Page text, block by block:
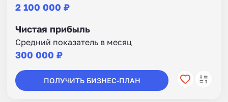
2 100 000 ₽
Чистая прибыль
Средний показатель в месяц
300 000 ₽
ПОЛУЧИТЬ БИЗНЕС-ПЛАН